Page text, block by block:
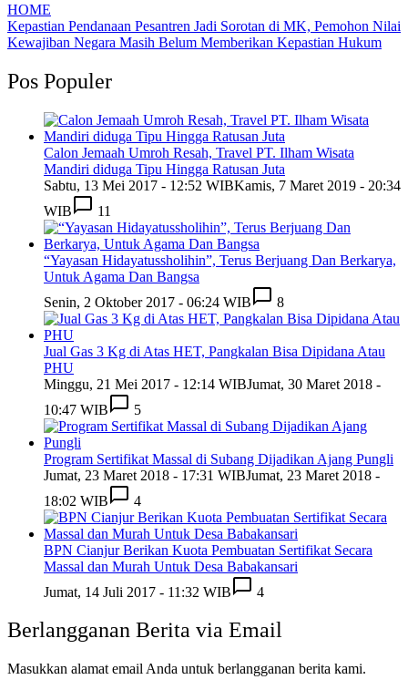
HOME
Kepastian Pendanaan Pesantren Jadi Sorotan di MK, Pemohon Nilai
Kewajiban Negara Masih Belum Memberikan Kepastian Hukum
Pos Populer
Calon Jemaah Umroh Resah, Travel PT. Ilham Wisata
Mandiri diduga Tipu Hingga Ratusan Juta
Sabtu, 13 Mei 2017 - 12:52 WIBKamis, 7 Maret 2019 - 20:34
WIB
11
“Yayasan Hidayatussholihin”, Terus Berjuang Dan Berkarya,
Untuk Agama Dan Bangsa
Senin, 2 Oktober 2017 - 06:24 WIB
8
Jual Gas 3 Kg di Atas HET, Pangkalan Bisa Dipidana Atau
PHU
Minggu, 21 Mei 2017 - 12:14 WIBJumat, 30 Maret 2018 -
10:47 WIB
5
Program Sertifikat Massal di Subang Dijadikan Ajang Pungli
Jumat, 23 Maret 2018 - 17:31 WIBJumat, 23 Maret 2018 -
18:02 WIB
4
BPN Cianjur Berikan Kuota Pembuatan Sertifikat Secara
Massal dan Murah Untuk Desa Babakansari
Jumat, 14 Juli 2017 - 11:32 WIB
4
Berlangganan Berita via Email
Masukkan alamat email Anda untuk berlangganan berita kami.